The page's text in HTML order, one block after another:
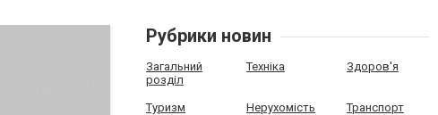
Рубрики новин
Загальний
розділ
Техніка Здоров'я
Туризм Нерухомість Транспорт